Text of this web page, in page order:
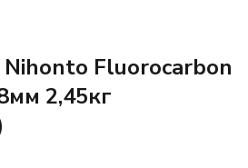
Fluorocarbon
2,45кг